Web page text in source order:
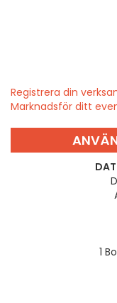
Registrera din
Marknadsför ditt
1